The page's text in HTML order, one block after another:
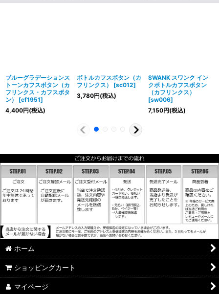
ブルーグラデーションス
トーンカフスボタン（カ
フリンクス・カフスボタ
ン）
[cf1951]
4,400円(税込)
ボトルカフスボタン（カ
フリンクス）
[sc012]
3,780円(税込)
SWANK スワンク イン
クボトルカフスボタン
（カフリンクス）
[sw006]
7,150円(税込)
ホーム
ショッピングカート
マイページ